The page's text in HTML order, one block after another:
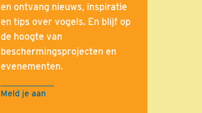
en ontvang nieuws, inspiratie
en tips over vogels. En blijf op
de hoogte van
beschermingsprojecten en
evenementen.
Meld je aan